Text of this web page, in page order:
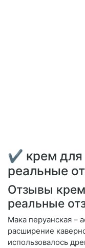
✔ крем для
реальные
Отзывы
реальные
Мака перуанская –
расширение
использовалось